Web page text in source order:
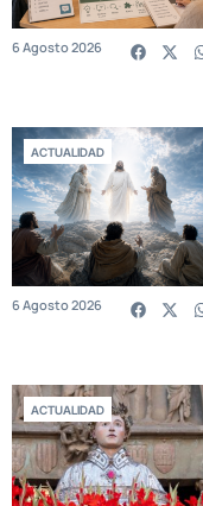
6 Agosto 2026
ACTUALIDAD
6 Agosto 2026
ACTUALIDAD